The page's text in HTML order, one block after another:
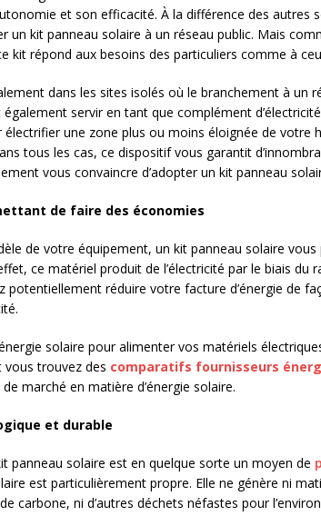
et son efficacité. À la différence des autres
un kit panneau solaire à un réseau public. Mais
kit répond aux besoins des particuliers comme à
dans les sites isolés où le branchement à un
également servir en tant que complément
électrifier une zone plus ou moins éloignée de votre
tous les cas, ce dispositif vous garantit
vous convaincre d’adopter un kit panneau
de faire des économies
de votre équipement, un kit panneau solaire
ce matériel produit de l’électricité par le biais du
potentiellement réduire votre facture d’énergie de
solaire pour alimenter vos matériels
trouvez des comparatifs fournisseurs
marché en matière d’énergie solaire.
et durable
panneau solaire est en quelque sorte un moyen de
est particulièrement propre. Elle ne génère ni
carbone, ni d’autres déchets néfastes pour